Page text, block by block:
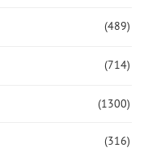
(489)
(714)
(1300)
(316)